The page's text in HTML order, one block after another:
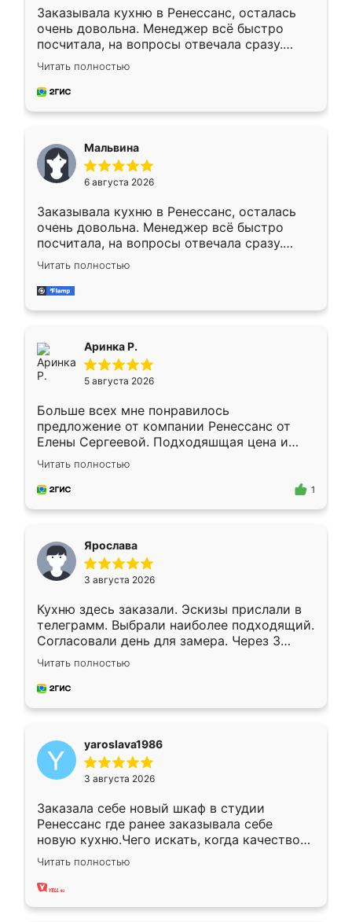
Заказывала кухню в Ренессанс, осталась
очень довольна. Менеджер всё быстро
посчитала, на вопросы отвечала сразу.
Замерщик приехал в субботу, подошёл к
делу со всей ответственностью. Собрали
за день, ребята работали аккуратно, даже
Читать полностью
Мальвина
6 августа 2026
Заказывала кухню в Ренессанс, осталась
очень довольна. Менеджер всё быстро
посчитала, на вопросы отвечала сразу.
Замерщик приехал в субботу, подошёл к
делу со всей ответственностью. Собрали
за день, ребята работали аккуратно, даже
Читать полностью
Аринка Р.
5 августа 2026
Больше всех мне понравилось
предложение от компании Ренессанс от
Елены Сергеевой. Подходяшщая цена и
короткие сроки изготовления. Приехавший
для замера сотрудник Владислав
предложил по моему эскизу самый
Читать полностью
1
Ярослава
3 августа 2026
Кухню здесь заказали. Эскизы прислали в
телеграмм. Выбрали наиболее подходящий.
Согласовали день для замера. Через 3
недели кухня была уже готова. Остались
довольны работой. Спасибо Ренессанс
мебель за качественную работу!
Читать полностью
yaroslava1986
3 августа 2026
Заказала себе новый шкаф в студии
Ренессанс где ранее заказывала себе
новую кухню.Чего искать, когда качеством
вполне довольна. Служит кухня уже почти
два года, нареканий нет.
Читать полностью